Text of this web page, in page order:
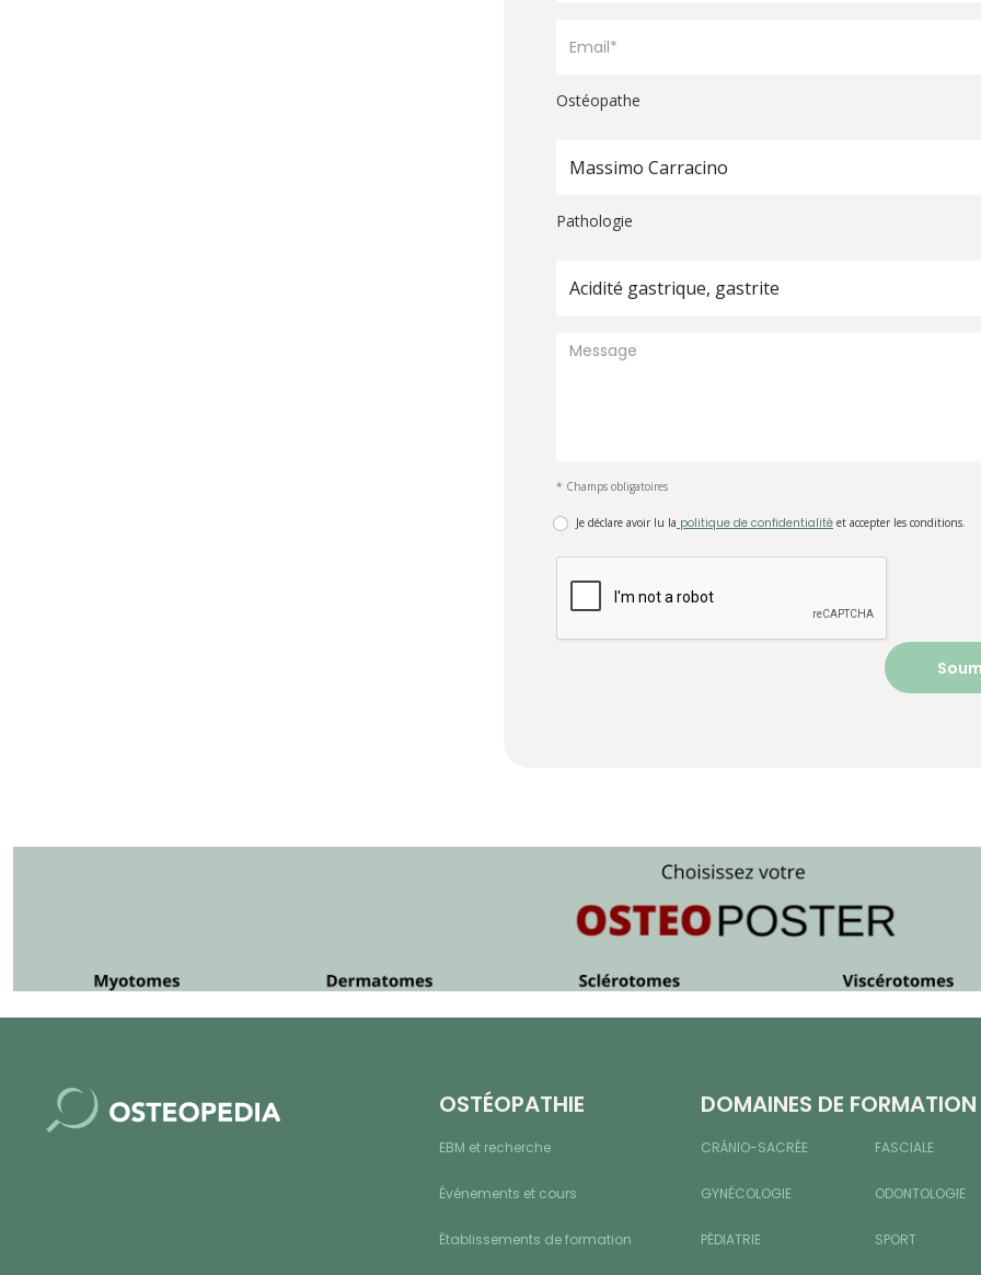
Ostéopathe
Massimo Carracino
Pathologie
Acidité gastrique, gastrite
* Champs obligatoires
Je déclare avoir lu la politique de confidentialité et accepter les conditions.
OSTÉOPATHIE
EBM et recherche
Événements et cours
Établissements de formation
DOMAINES DE FORMATION
CRÂNIO-SACRÉE FASCIALE
GYNÉCOLOGIE ODONTOLOGIE
PÉDIATRIE SPORT